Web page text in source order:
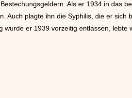
Als er 1934 in das
Auch plagte ihn die Syphilis, die er sich
wurde er 1939 vorzeitig entlassen, lebte